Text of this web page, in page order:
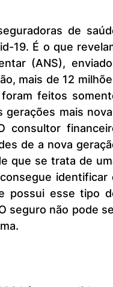
19. É o que
(ANS),
mais de 12
feitos
gerações mais
consultor
de a nova
que se trata de
identificar
possui esse tipo
seguro não pode